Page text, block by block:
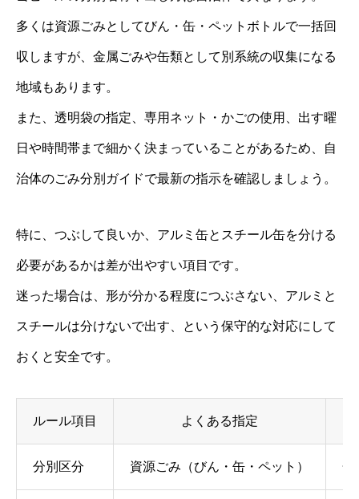
多くは資源ごみとしてびん・缶・ペットボトルで一括回
収しますが、金属ごみや缶類として別系統の収集になる
地域もあります。
また、透明袋の指定、専用ネット・かごの使用、出す曜
日や時間帯まで細かく決まっていることがあるため、自
治体のごみ分別ガイドで最新の指示を確認しましょう。
特に、つぶして良いか、アルミ缶とスチール缶を分ける
必要があるかは差が出やすい項目です。
迷った場合は、形が分かる程度につぶさない、アルミと
スチールは分けないで出す、という保守的な対応にして
おくと安全です。
ルール項目 よくある指定
分別区分 資源ごみ（びん・缶・ペット） 金